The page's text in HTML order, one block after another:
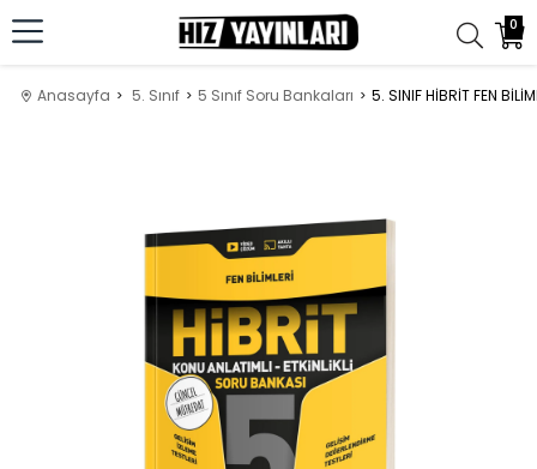
0
Anasayfa 5. Sınıf 5 Sınıf Soru Bankaları 5. SINIF HİBRİT FEN